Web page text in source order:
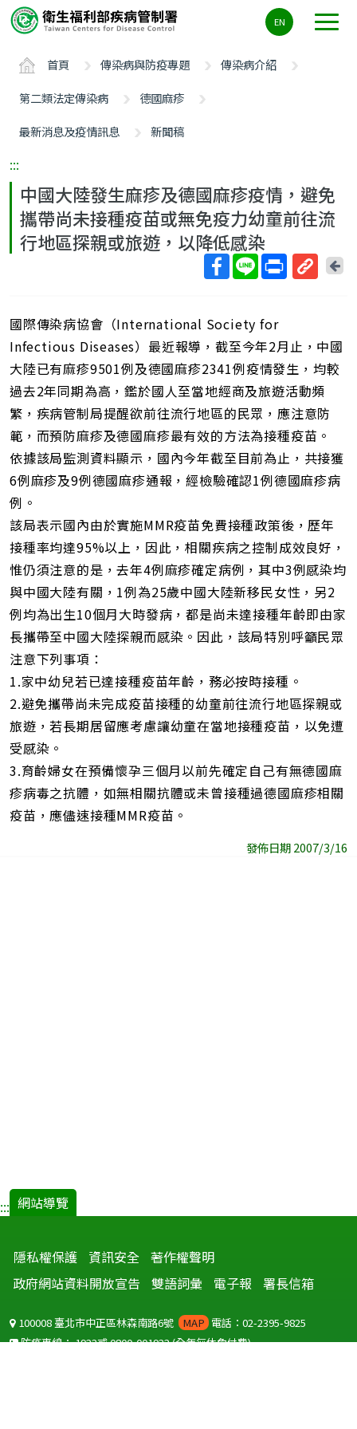
要
ALT+C
EN
首頁 傳染病與防疫專題
傳染病介紹
第二類法定傳染病
德國麻疹
最新消息及疫情訊息
新聞稿
:::
中國大陸發生麻疹及德國麻疹疫情，避免
攜帶尚未接種疫苗或無免疫力幼童前往流
行地區探親或旅遊，以降低感染
網
址
回
國際傳染病協會（International Society for
Infectious Diseases）最近報導，截至今年2月止，中國
大陸已有麻疹9501例及德國麻疹2341例疫情發生，均較
過去2年同期為高，鑑於國人至當地經商及旅遊活動頻
繁，疾病管制局提醒欲前往流行地區的民眾，應注意防
範，而預防麻疹及德國麻疹最有效的方法為接種疫苗。
依據該局監測資料顯示，國內今年截至目前為止，共接獲
6例麻疹及9例德國麻疹通報，經檢驗確認1例德國麻疹病
例。
該局表示國內由於實施MMR疫苗免費接種政策後，歷年
接種率均達95%以上，因此，相關疾病之控制成效良好，
惟仍須注意的是，去年4例麻疹確定病例，其中3例感染均
與中國大陸有關，1例為25歲中國大陸新移民女性，另2
例均為出生10個月大時發病，都是尚未達接種年齡即由家
長攜帶至中國大陸探親而感染。因此，該局特別呼籲民眾
注意下列事項：
1.家中幼兒若已達接種疫苗年齡，務必按時接種。
2.避免攜帶尚未完成疫苗接種的幼童前往流行地區探親或
旅遊，若長期居留應考慮讓幼童在當地接種疫苗，以免遭
受感染。
3.育齡婦女在預備懷孕三個月以前先確定自己有無德國麻
疹病毒之抗體，如無相關抗體或未曾接種過德國麻疹相關
疫苗，應儘速接種MMR疫苗。
發佈日期 2007/3/16
::: 網站導覽
隱私權保護 資訊安全 著作權聲明
政府網站資料開放宣告
雙語詞彙 電子報 署長信箱
100008 臺北市中正區林森南路6號 MAP 電話：02-2395-9825
防疫專線：1922或0800-001922(全年無休免付費)